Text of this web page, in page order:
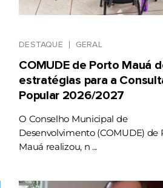
DESTAQUE GERAL
COMUDE de Porto Mauá
estratégias para a
Popular 2026/2027
O Conselho Municipal de
Desenvolvimento (COMUDE) de
Mauá realizou, n ...